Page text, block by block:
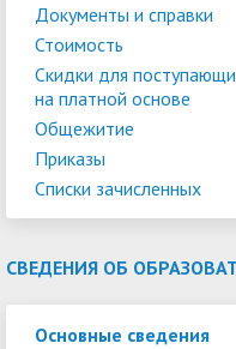
Документы и справки
Стоимость
Скидки для
на платной основе
Общежитие
Приказы
Списки зачисленных
СВЕДЕНИЯ ОБ
Основные сведения